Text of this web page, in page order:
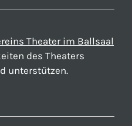
Theater im Ballsaal
des Theaters
unterstützen.